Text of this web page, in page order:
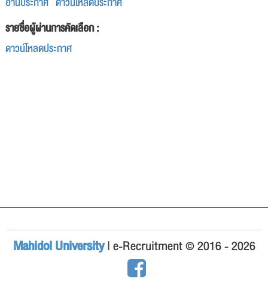
รายชื่อผู้ผ่านการคัดเลือก :
ดาวน์โหลดประกาศ
Mahidol University| e-Recruitment © 2016 - 2026